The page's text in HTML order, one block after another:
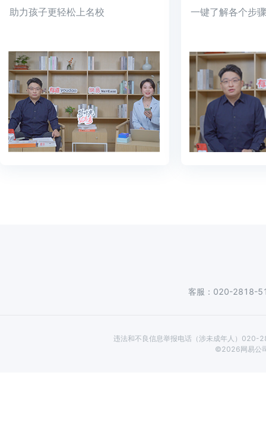
助力孩子更轻松上名校 一键了解各个步骤
客服：020-2818-
违法和不良信息举报电话（涉未成年人）
©2026网易公